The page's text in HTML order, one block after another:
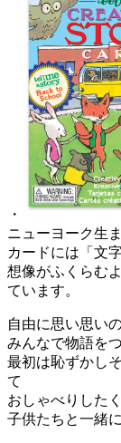
・
ニューヨーク生
カードには「文
想像がふくらむ
ています。
自由に思い思い
みんなで物語を
最初は恥ずかし
て
おしゃべりした
子供たちと一緒